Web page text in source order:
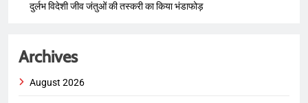
दुर्लभ विदेशी जीव जंतुओं की तस्करी का किया भंडाफोड़
Archives
August 2026